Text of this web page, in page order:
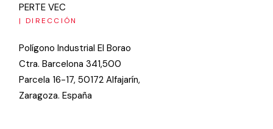
PERTE VEC
| DIRECCIÓN
Polígono Industrial El Borao
Ctra. Barcelona 341,500
Parcela 16-17, 50172 Alfajarín,
Zaragoza. España